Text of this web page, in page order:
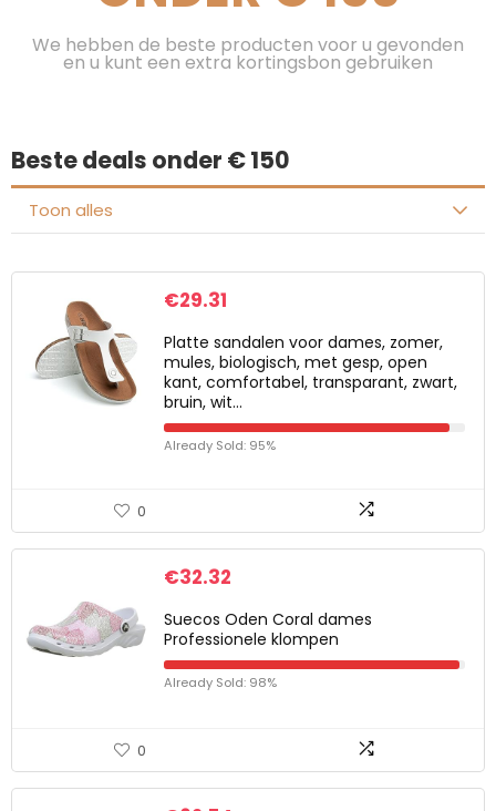
We hebben de beste producten voor u gevonden
en u kunt een extra kortingsbon gebruiken
Beste deals onder € 150
Toon alles
€29.31
Platte sandalen voor dames, zomer,
mules, biologisch, met gesp, open
kant, comfortabel, transparant, zwart,
bruin, wit…
Already Sold: 95%
0
€32.32
Suecos Oden Coral dames
Professionele klompen
Already Sold: 98%
0